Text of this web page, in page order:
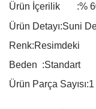
Ürün İçerilik :%
Ürün Detayı:Suni
Renk:Resimdeki
Beden :Standart
Ürün Parça Sayısı:1